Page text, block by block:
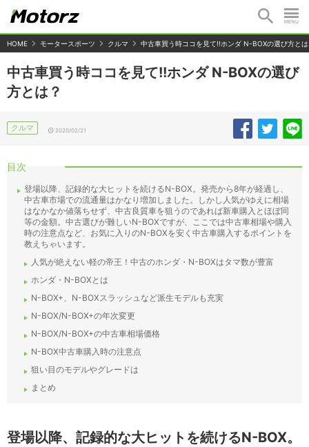
HOME モータースポーツ クルマ 中古車買う時ココを見て!!ホンダ N-BOXの選び方と
中古車買う時ココを見て!!ホンダ N-BOXの選び
方とは？
クルマ 2020/02/21
目次
登場以降、記録的な大ヒットを続けるN-BOX。発売から8年が経過し、
中古車市場での流通量はかなり増加しました。しかし人気がゆえに相場
はなかなか値落ちせず、中古良質車を狙うのであれば新車購入とほぼ同
等の金額。中古選びが難しいN-BOXですが、ここでは中古車相場や購入
時の注意点など、お気に入りのN-BOXを安く中古車購入するポイントを
教えちゃいます。
人気が絶えない軽の帝王！中古のホンダ・N-BOXはタマ数が豊富
ホンダ・N-BOXとは
N-BOX+、N-BOXスラッシュなど派生モデルも充実
N-BOX/N-BOX+の年次変更
N-BOX/N-BOX+の中古車相場価格
N-BOX中古車購入時の注意点
狙い目のモデルやグレードは
まとめ
登場以降、記録的な大ヒットを続けるN-BOX。